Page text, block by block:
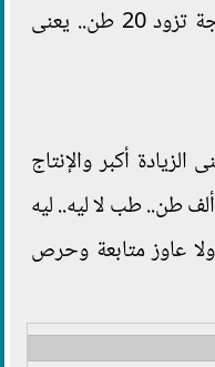
-100 جنيه.. انا بقولك على حاجة تزود 20 طن.. يعنى
الزيادة أكبر والإنتاج
أكبر.. لما تقولى الفدان يجيب 65 ألف طن.. طب لا ليه.. ليه
ولا عاوز متابعة وحرص